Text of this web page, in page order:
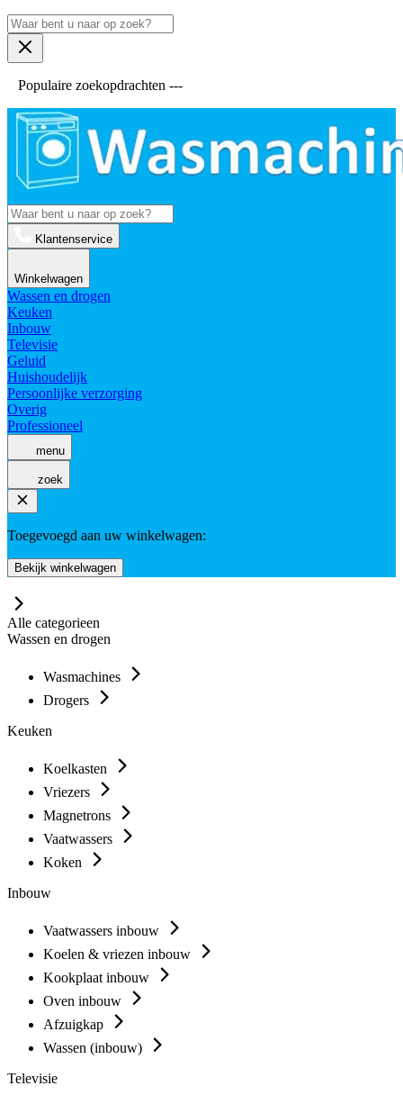
Populaire zoekopdrachten ---
Klantenservice
Winkelwagen
Wassen en drogen
Keuken
Inbouw
Televisie
Geluid
Huishoudelijk
Persoonlijke verzorging
Overig
Professioneel
menu
zoek
Toegevoegd aan uw winkelwagen:
Bekijk winkelwagen
Alle categorieen
Wassen en drogen
Wasmachines
Drogers
Keuken
Koelkasten
Vriezers
Magnetrons
Vaatwassers
Koken
Inbouw
Vaatwassers inbouw
Koelen & vriezen inbouw
Kookplaat inbouw
Oven inbouw
Afzuigkap
Wassen (inbouw)
Televisie